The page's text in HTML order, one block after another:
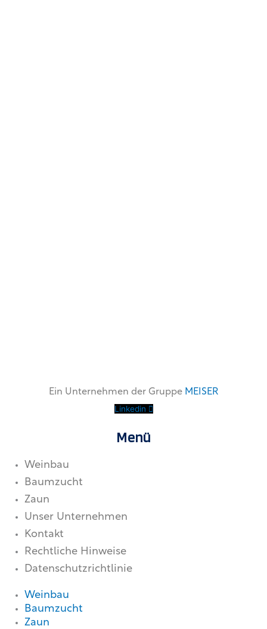
Ein Unternehmen der Gruppe MEISER
Linkedin
Menü
Weinbau
Baumzucht
Zaun
Unser Unternehmen
Kontakt
Rechtliche Hinweise
Datenschutzrichtlinie
Weinbau
Baumzucht
Zaun